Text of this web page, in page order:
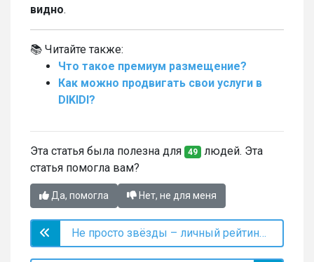
видно.
📚 Читайте также:
Что такое премиум размещение?
Как можно продвигать свои услуги в
DIKIDI?
Эта статья была полезна для 49 людей. Эта
статья помогла вам?
Да, помогла Нет, не для меня
Не просто звёзды – личный рейтинг специалиста